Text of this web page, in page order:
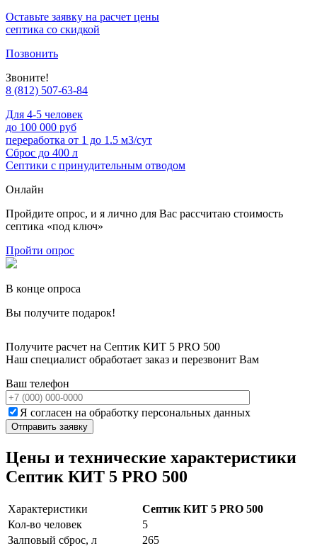
Оставьте заявку на расчет цены
септика со скидкой
Позвонить
Звоните!
8 (812) 507-63-84
Для 4-5 человек
до 100 000 руб
переработка от 1 до 1.5 м3/сут
Сброс до 400 л
Септики с принудительным отводом
Онлайн
Пройдите опрос, и я лично для Вас рассчитаю стоимость
септика «под ключ»
Пройти опрос
В конце опроса
Вы получите подарок!
Получите расчет на Септик КИТ 5 PRO 500
Наш специалист обработает заказ и перезвонит Вам
Ваш телефон
Я согласен на обработку персональных данных
Цены и технические характеристики
Септик КИТ 5 PRO 500
Характеристики
Септик КИТ 5 PRO 500
Кол-во человек
5
Залповый сброс, л
265